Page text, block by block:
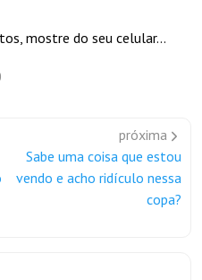
mostre do seu celular…
próxima
Sabe uma coisa que estou
vendo e acho ridículo nessa
copa?